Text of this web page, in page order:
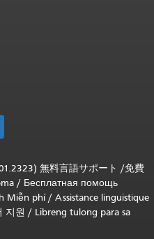
無料言語サポート /免費
/ Бесплатная помощь
Miễn phí/ Assistance linguistique
지원 / Libreng tulong para sa